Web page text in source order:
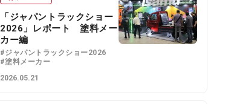
「ジャパントラックショー
2026」レポート 塗料メー
カー編
#ジャパントラックショー2026
#塗料メーカー
2026.05.21